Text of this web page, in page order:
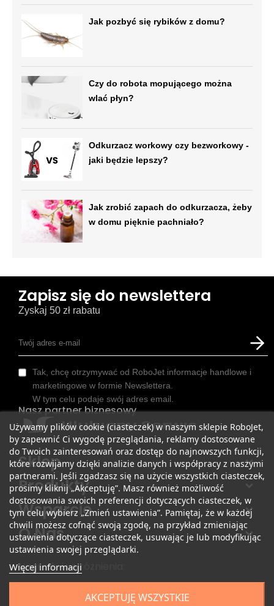
Jak pozbyć się rybików z domu?
Czy do robota mopującego można
wlać płyn?
Odkurzacz workowy czy bezworkowy -
jaki będzie lepszy?
Jak zrobić zapach do odkurzacza, żeby
w domu pięknie pachniało?
Sklep
Produkty
Wsparcie
O Nas
Używamy plików cookie (ciasteczek) w naszym sklepie RoboJet,
by zapewnić Ci wygodę przeglądania, reklamy dostosowane
do Twoich zainteresowań oraz dostęp do najnowszych funkcji,
które rozwijamy dzięki analizie danych i współpracy z naszymi
partnerami. Jeśli zgadzasz się na użycie wszystkich ciasteczek,
prosimy kliknij „Akceptuję”. Masz również możliwość
dostosowania swoich preferencji dotyczących ciasteczek, w
tym celu wybierz „Zmień ustawienia”. Pamiętaj, że w każdej
chwili możesz cofnąć swoją zgodę, na przykład zmieniając
ustawienia dotyczące ciasteczek, usuwając je lub modyfikując
ustawienia swojej przeglądarki.
Więcej informacji
AKCEPTUJĘ WSZYSTKIE
Zapisz się do newslettera
Zyskaj 50 zł rabatu
Tak, chcę otrzymywać od RoboJet informacje handlowe i
marketingowe w formie Newslettera.
W tym celu podaje swój adres email.
Nasz partner biznesowy
Nagrody i wyróżnienia: